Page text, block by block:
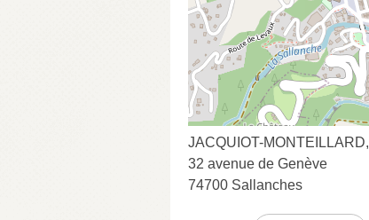
JACQUIOT-
32 avenue de Genève
74700 Sallanches